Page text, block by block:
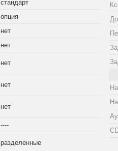
стандарт
опция
нет
нет
нет
нет
нет
----
разделенные